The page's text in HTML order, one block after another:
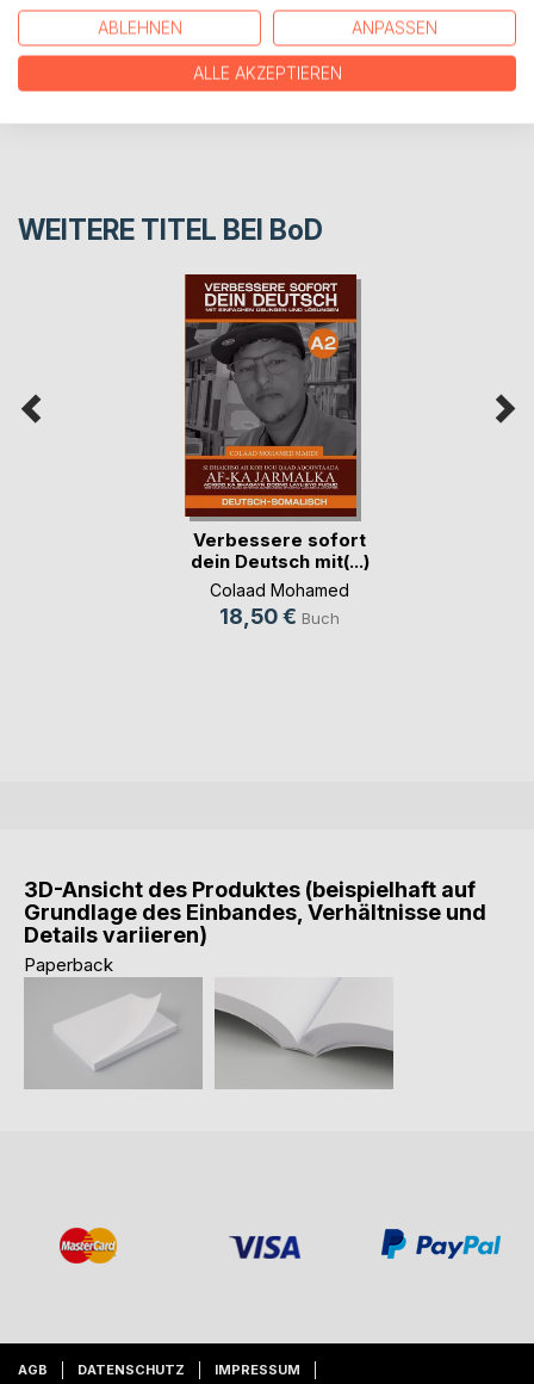
PRESSESTIMMEN
WEITERE TITEL BEI BoD
Verbessere sofort
dein Deutsch mit(...)
Colaad Mohamed
18,50 € Buch
3D-Ansicht des Produktes (beispielhaft auf
Grundlage des Einbandes, Verhältnisse und
Details variieren)
Paperback
AGB DATENSCHUTZ IMPRESSUM
ABLEHNEN ANPASSEN
ALLE AKZEPTIEREN